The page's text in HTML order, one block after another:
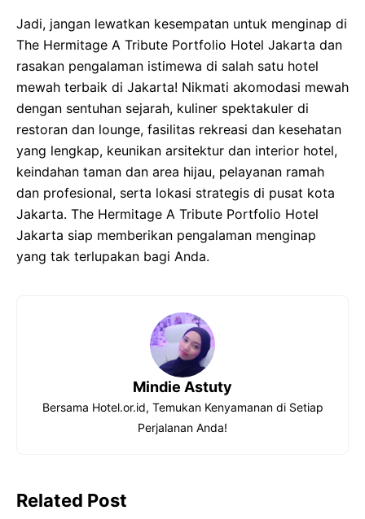
Jadi, jangan lewatkan kesempatan untuk menginap di
The Hermitage A Tribute Portfolio Hotel Jakarta dan
rasakan pengalaman istimewa di salah satu hotel
mewah terbaik di Jakarta! Nikmati akomodasi mewah
dengan sentuhan sejarah, kuliner spektakuler di
restoran dan lounge, fasilitas rekreasi dan kesehatan
yang lengkap, keunikan arsitektur dan interior hotel,
keindahan taman dan area hijau, pelayanan ramah
dan profesional, serta lokasi strategis di pusat kota
Jakarta. The Hermitage A Tribute Portfolio Hotel
Jakarta siap memberikan pengalaman menginap
yang tak terlupakan bagi Anda.
Mindie Astuty
Bersama Hotel.or.id, Temukan Kenyamanan di Setiap
Perjalanan Anda!
Related Post